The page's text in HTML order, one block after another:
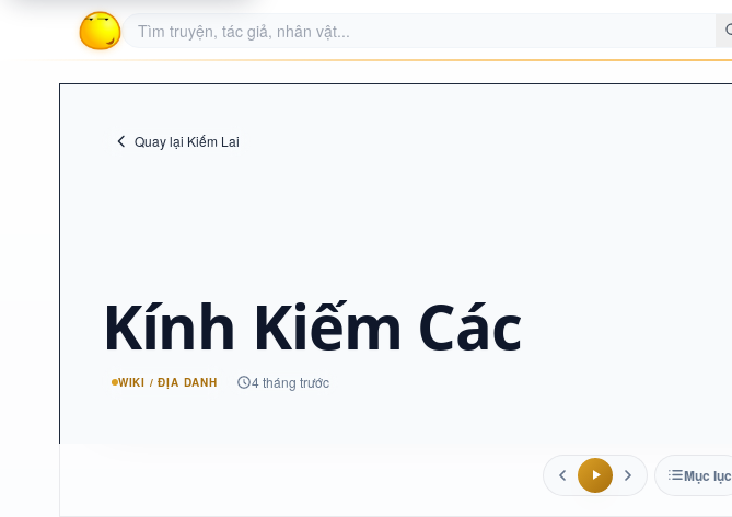
Quay lại Kiếm Lai
Kính Kiếm Các
WIKI / ĐỊA DANH 4 tháng trước
Mục lục